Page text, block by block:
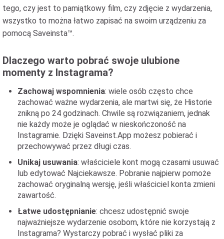
tego, czy jest to pamiątkowy film, czy zdjęcie z wydarzenia,
wszystko to można łatwo zapisać na swoim urządzeniu za
pomocą Saveinsta™.
Dlaczego warto pobrać swoje ulubione
momenty z Instagrama?
Zachowaj wspomnienia: wiele osób często chce
zachować ważne wydarzenia, ale martwi się, że Historie
znikną po 24 godzinach. Chwile są rozwiązaniem, jednak
nie każdy może je oglądać w nieskończoność na
Instagramie. Dzięki Saveinst.App możesz pobierać i
przechowywać przez długi czas.
Unikaj usuwania: właściciele kont mogą czasami usuwać
lub edytować Najciekawsze. Pobranie najpierw pomoże
zachować oryginalną wersję, jeśli właściciel konta zmieni
zawartość.
Łatwe udostępnianie: chcesz udostępnić swoje
najważniejsze wydarzenie osobom, które nie korzystają z
Instagrama? Wystarczy pobrać i wysłać pliki za